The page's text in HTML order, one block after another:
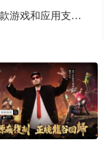
Computex 2025: RTX 5060上市，超125款游戏和应用支持DLSS 4